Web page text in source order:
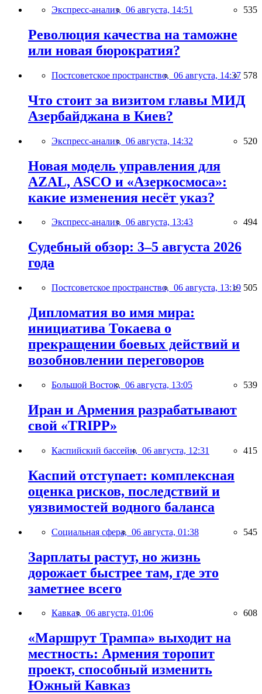
Экспресс-анализ, 06 августа, 14:51 535
Революция качества на таможне
или новая бюрократия?
Постсоветское пространство, 06 августа, 14:37 578
Что стоит за визитом главы МИД
Азербайджана в Киев?
Экспресс-анализ, 06 августа, 14:32 520
Новая модель управления для
AZAL, ASCO и «Азеркосмоса»:
какие изменения несёт указ?
Экспресс-анализ, 06 августа, 13:43 494
Судебный обзор: 3–5 августа 2026
года
Постсоветское пространство, 06 августа, 13:19 505
Дипломатия во имя мира:
инициатива Токаева о
прекращении боевых действий и
возобновлении переговоров
Большой Восток, 06 августа, 13:05 539
Иран и Армения разрабатывают
свой «TRIPP»
Каспийский бассейн, 06 августа, 12:31 415
Каспий отступает: комплексная
оценка рисков, последствий и
уязвимостей водного баланса
Социальная сфера, 06 августа, 01:38 545
Зарплаты растут, но жизнь
дорожает быстрее там, где это
заметнее всего
Кавказ, 06 августа, 01:06 608
«Маршрут Трампа» выходит на
местность: Армения торопит
проект, способный изменить
Южный Кавказ